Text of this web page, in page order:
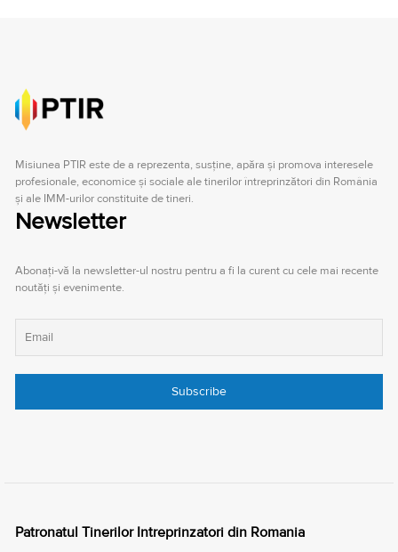
Misiunea PTIR este de a reprezenta, susţine, apăra şi promova interesele
profesionale, economice şi sociale ale tinerilor întreprinzători din România
şi ale IMM-urilor constituite de tineri.
Newsletter
Abonați-vă la newsletter-ul nostru pentru a fi la curent cu cele mai recente
noutăți și evenimente.
Patronatul Tinerilor Intreprinzatori din Romania